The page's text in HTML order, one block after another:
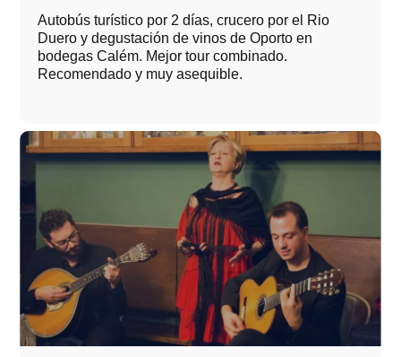
Autobús turístico por 2 días, crucero por el Rio
Duero y degustación de vinos de Oporto en
bodegas Calém. Mejor tour combinado.
Recomendado y muy asequible.